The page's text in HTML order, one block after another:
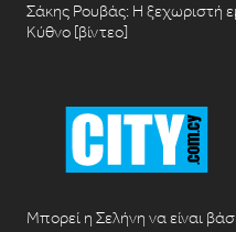
Σάκης Ρουβάς: Η ξεχωριστή
Κύθνο [βίντεο]
Μπορεί η Σελήνη να είναι